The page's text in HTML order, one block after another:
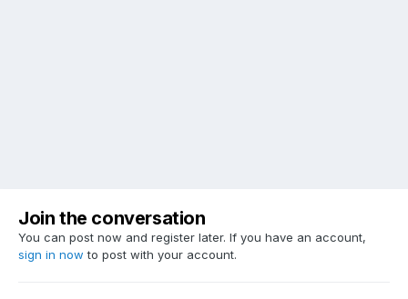
Join the conversation
You can post now and register later. If you have an account,
sign in now to post with your account.